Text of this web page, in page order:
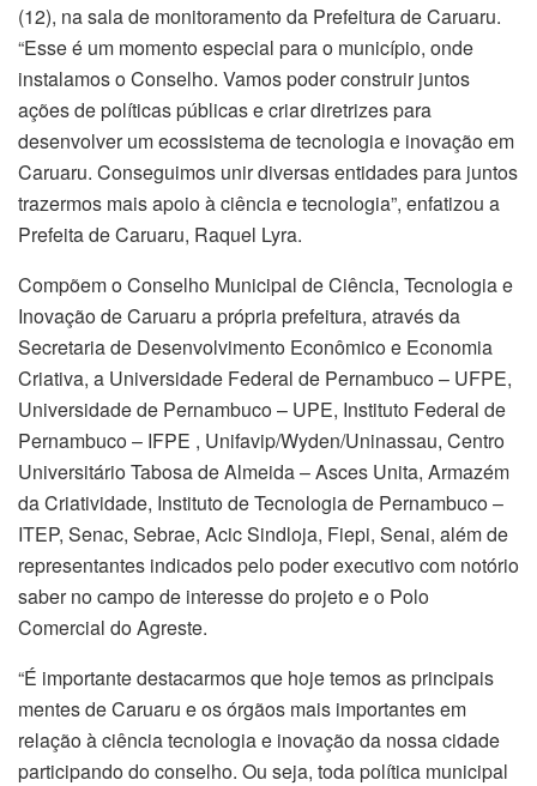
(12), na sala de monitoramento da Prefeitura de Caruaru.
“Esse é um momento especial para o município, onde
instalamos o Conselho. Vamos poder construir juntos
ações de políticas públicas e criar diretrizes para
desenvolver um ecossistema de tecnologia e inovação em
Caruaru. Conseguimos unir diversas entidades para juntos
trazermos mais apoio à ciência e tecnologia”, enfatizou a
Prefeita de Caruaru, Raquel Lyra.
Compõem o Conselho Municipal de Ciência, Tecnologia e
Inovação de Caruaru a própria prefeitura, através da
Secretaria de Desenvolvimento Econômico e Economia
Criativa, a Universidade Federal de Pernambuco – UFPE,
Universidade de Pernambuco – UPE, Instituto Federal de
Pernambuco – IFPE , Unifavip/Wyden/Uninassau, Centro
Universitário Tabosa de Almeida – Asces Unita, Armazém
da Criatividade, Instituto de Tecnologia de Pernambuco –
ITEP, Senac, Sebrae, Acic Sindloja, Fiepi, Senai, além de
representantes indicados pelo poder executivo com notório
saber no campo de interesse do projeto e o Polo
Comercial do Agreste.
“É importante destacarmos que hoje temos as principais
mentes de Caruaru e os órgãos mais importantes em
relação à ciência tecnologia e inovação da nossa cidade
participando do conselho. Ou seja, toda política municipal